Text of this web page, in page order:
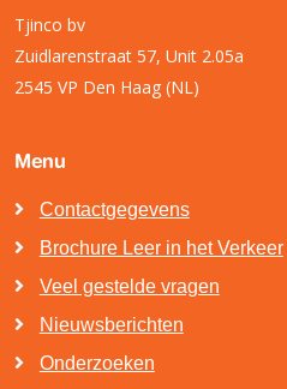
Tjinco bv
Zuidlarenstraat 57, Unit 2.05a
2545 VP Den Haag (NL)
Menu
Contactgegevens
Brochure Leer in het Verkeer
Veel gestelde vragen
Nieuwsberichten
Onderzoeken